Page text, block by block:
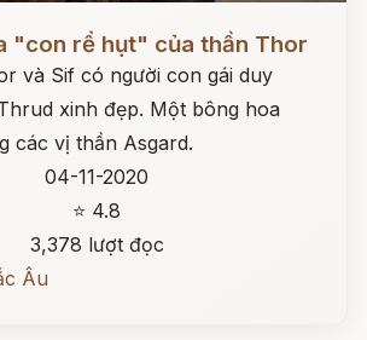
"con rể hụt" của thần Thor
và Sif có người con gái duy
xinh đẹp. Một bông hoa
các vị thần Asgard.
04-11-2020
⭐ 4.8
3,378 lượt đọc
Âu